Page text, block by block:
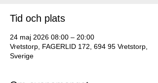
Tid och plats
24 maj 2026 08:00 – 20:00
Vretstorp, FAGERLID 172, 694 95 Vretstorp,
Sverige